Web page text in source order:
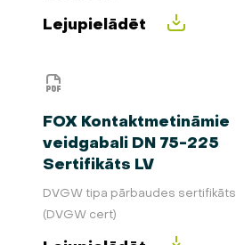
Lejupielādēt
FOX Kontaktmetināmie
veidgabali DN 75-225
Sertifikāts LV
DVGW tipa pārbaudes sertifikāts
(DVGW cert)